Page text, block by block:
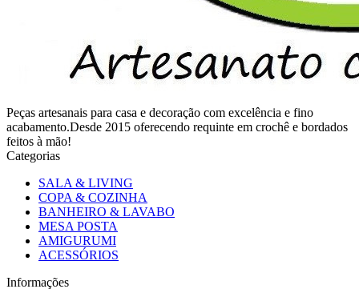
Peças artesanais para casa e decoração com excelência e fino
acabamento.Desde 2015 oferecendo requinte em crochê e bordados
feitos à mão!
Categorias
SALA & LIVING
COPA & COZINHA
BANHEIRO & LAVABO
MESA POSTA
AMIGURUMI
ACESSÓRIOS
Informações